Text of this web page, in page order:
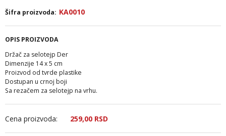
Šifra proizvoda: KA0010
OPIS PROIZVODA
Držač za selotejp Der
Dimenzije 14 x 5 cm
Proizvod od tvrde plastike
Dostupan u crnoj boji
Sa rezačem za selotejp na vrhu.
Cena proizvoda: 259,00 RSD